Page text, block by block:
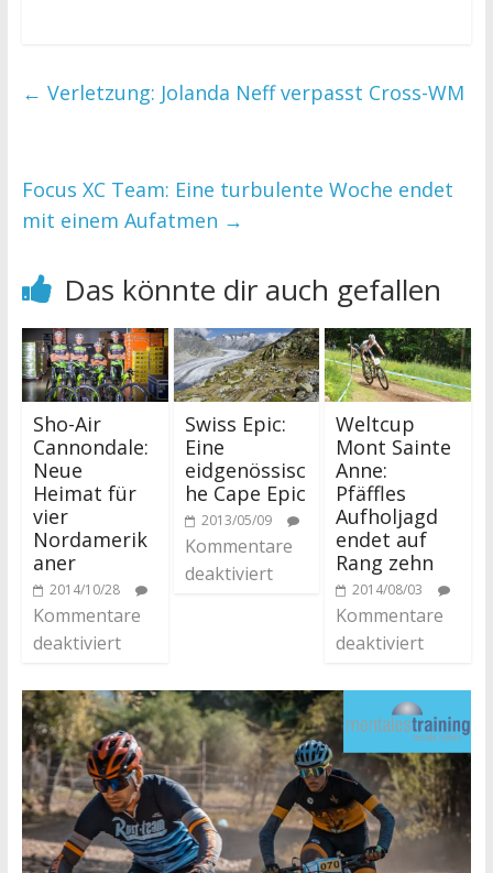
← Verletzung: Jolanda Neff verpasst Cross-WM
Focus XC Team: Eine turbulente Woche endet
mit einem Aufatmen →
Das könnte dir auch gefallen
Sho-Air
Cannondale:
Neue
Heimat für
vier
Nordamerik
aner
2014/10/28
Kommentare
deaktiviert
Swiss Epic:
Eine
eidgenössisc
he Cape Epic
2013/05/09
Kommentare
deaktiviert
Weltcup
Mont Sainte
Anne:
Pfäffles
Aufholjagd
endet auf
Rang zehn
2014/08/03
Kommentare
deaktiviert